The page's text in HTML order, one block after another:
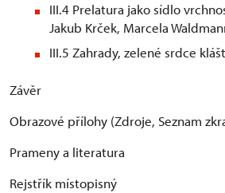
III.4 Prelatura jako sídlo
Jakub Krček, Marcela
III.5 Zahrady, zelené srdce
Závěr
Obrazové přílohy (Zdroje, Seznam
Prameny a literatura
Rejstřík místopisný